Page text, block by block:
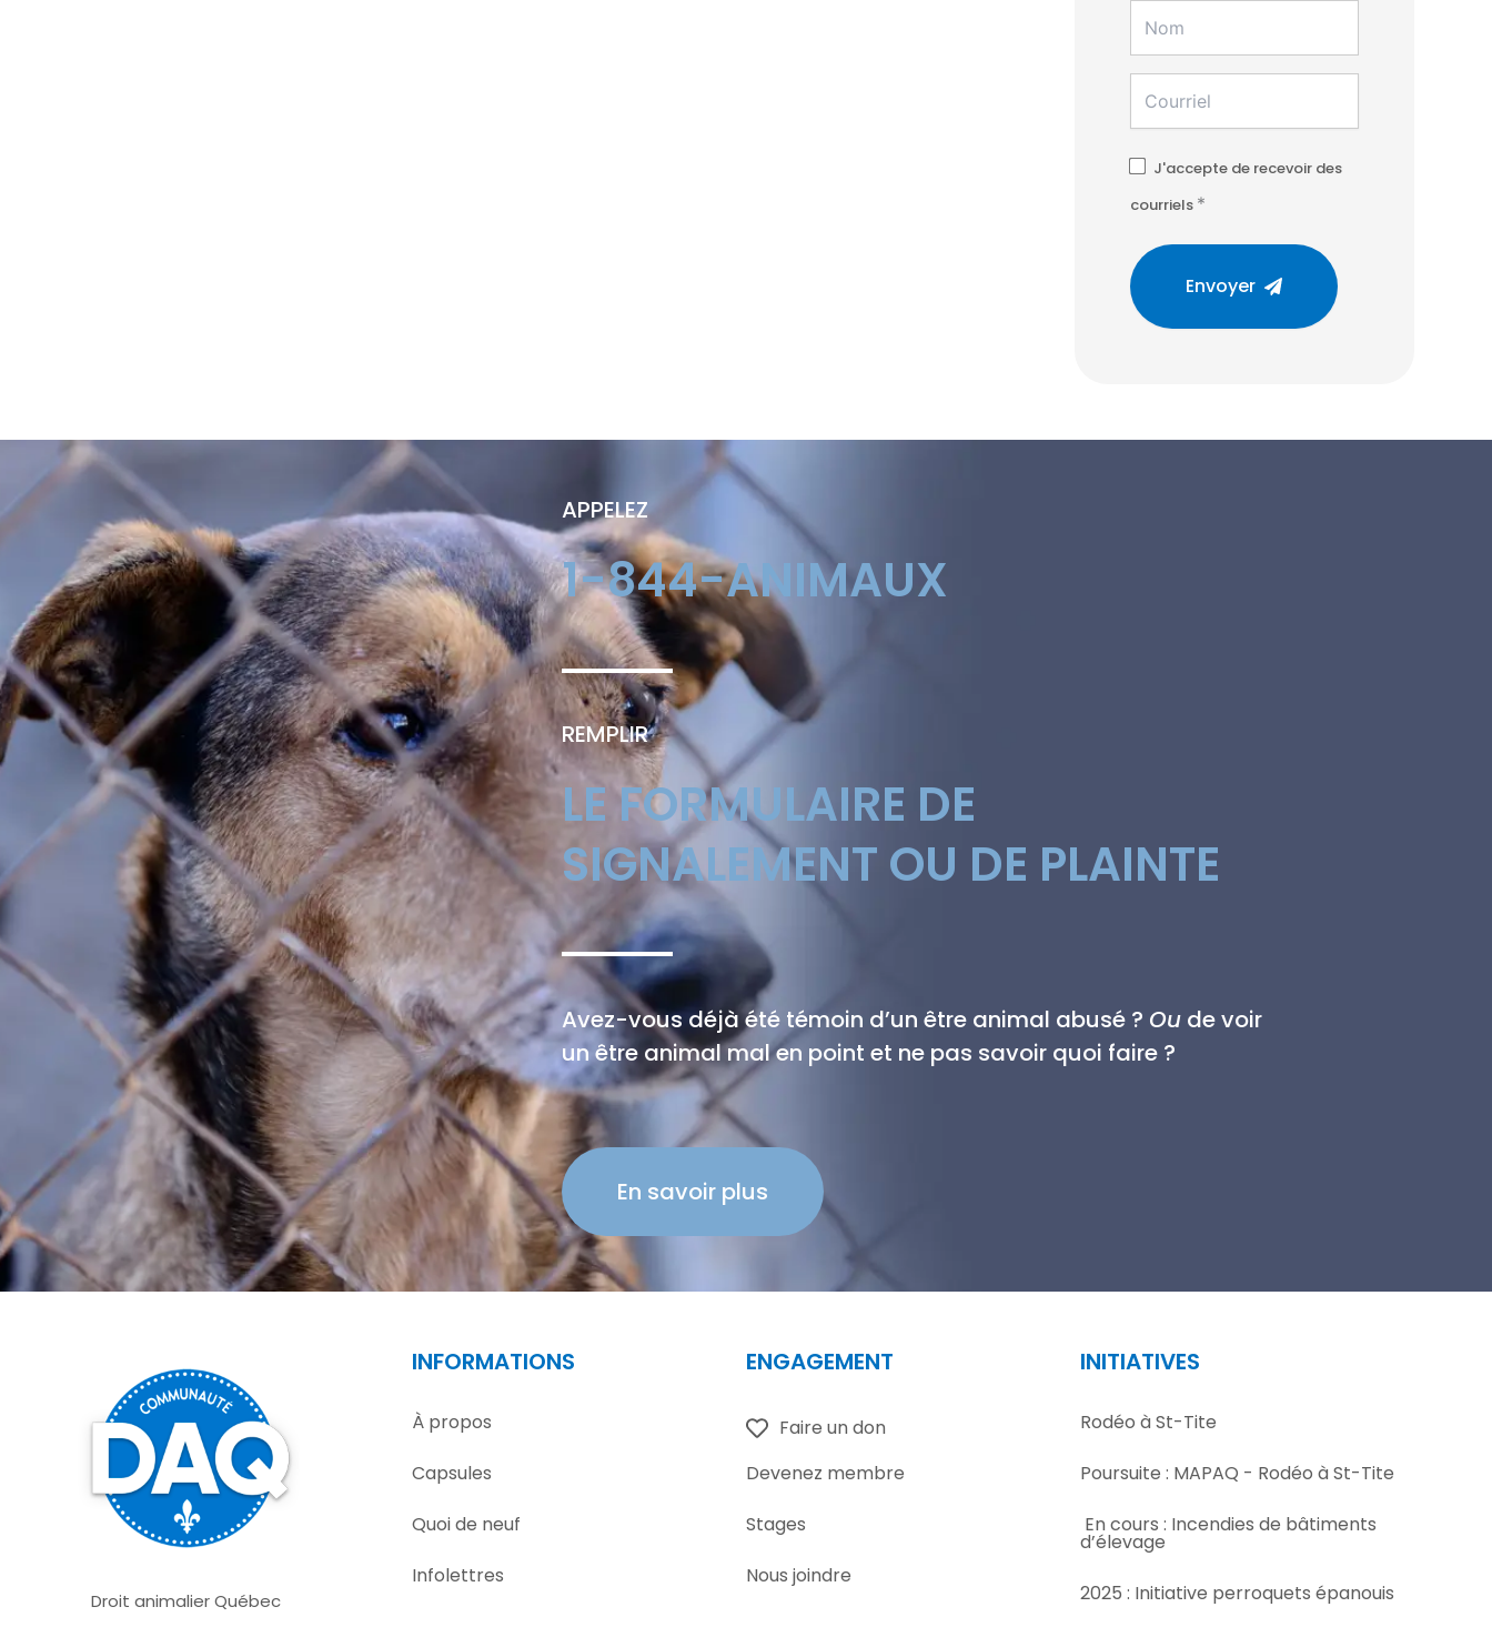
J'accepte de recevoir des
courriels *
Envoyer
APPELEZ
1-844-ANIMAUX
REMPLIR
LE FORMULAIRE DE
SIGNALEMENT OU DE PLAINTE
Avez-vous déjà été témoin d’un être animal abusé ? Ou de voir
un être animal mal en point et ne pas savoir quoi faire ?
En savoir plus
Droit animalier Québec
INFORMATIONS
À propos
Capsules
Quoi de neuf
Infolettres
ENGAGEMENT
Faire un don
Devenez membre
Stages
Nous joindre
INITIATIVES
Rodéo à St-Tite
Poursuite : MAPAQ - Rodéo à St-Tite
En cours : Incendies de bâtiments
d’élevage
2025 : Initiative perroquets épanouis